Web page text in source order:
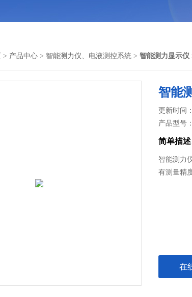
> 产品中心 > 智能测力仪、电液测控系统 > 智能测力显示仪
智能
更新时间
产品型号
简单描述
智能测力
有测量精
在